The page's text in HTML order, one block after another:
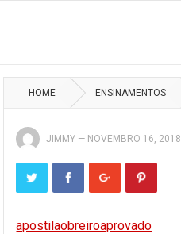
HOME ENSINAMENTOS
JIMMY — NOVEMBRO 16, 2018
apostilaobreiroaprovado